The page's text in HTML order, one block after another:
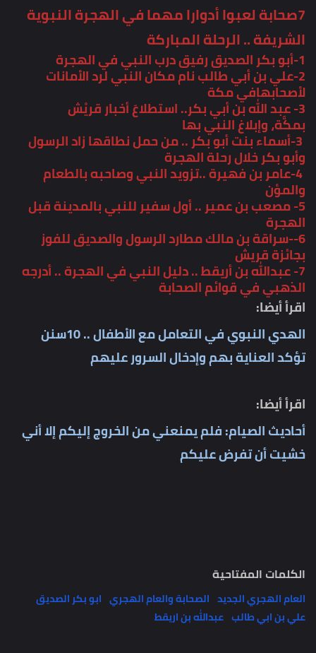
7صحابة لعبوا أدوارا مهما في الهجرة النبوية
الشريفة .. الرحلة المباركة
1-أبو بكر الصديق رفيق درب النبي في الهجرة
2-علي بن أبي طالب نام مكان النبي لرد الأمانات
لأصحابهافي مكة
3- عبد الله بن أبي بكر.. استطلاعَ أخبار قريْش
بمكَّة،وإبلاغ النبي بها
3-أسماء بنت أبو بكر .. من حمل نطاقها زاد الرسول
وأبو بكر خلال رحلة الهجرة
4-عامر بن فهيرة ..تزويد النبي وصاحبه بالطعام
والمؤن
5- مصعب بن عمير .. أول سفير للنبي بالمدينة قبل
الهجرة
6--سراقة بن مالك مطارد الرسول والصديق للفوز
بجائزة قريش
7- عبدالله بن أريقط .. دليل النبي في الهجرة .. أدرجه
الذهبي في قوائم الصحابة
اقرأ أيضا:
الهدي النبوي في التعامل مع الأطفال .. 10سنن
تؤكد العناية بهم وإدخال السرور عليهم
اقرأ أيضا:
أحاديث الصيام: فلم يمنعني من الخروج إليكم إلا أني
خشيت أن تفرض عليكم
الكلمات المفتاحية
العام الهجري الجديد الصحابة والعام الهجري ابو بكر الصديق
علي بن ابي طالب عبدالله بن اريقط